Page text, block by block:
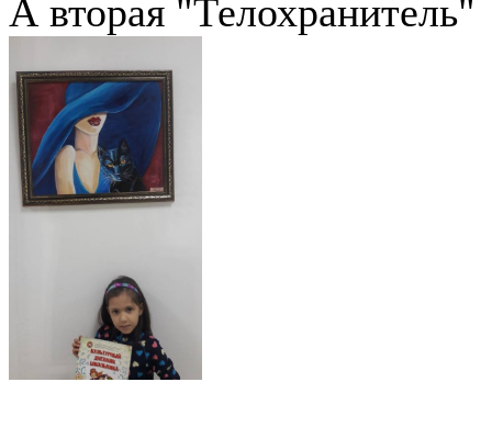
А вторая "Телохранитель"